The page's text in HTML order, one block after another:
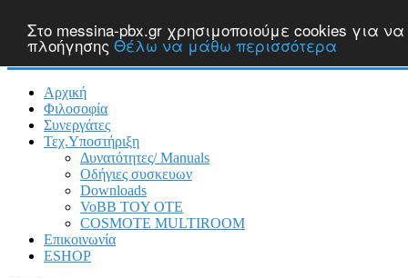
Στο messina-pbx.gr χρησιμοποιούμε cookies για
πλοήγησης Θέλω να μάθω περισσότερα
Αρχική
Φιλοσοφία
Συνεργάτες
Τεχ.Υποστήριξη
Δυνατότητες/ Manuals
Οδήγιες συσκευων
Downloads
VoBB TOY OTE
COSMOTE MULTIROOM
Επικοινωνία
ESHOP